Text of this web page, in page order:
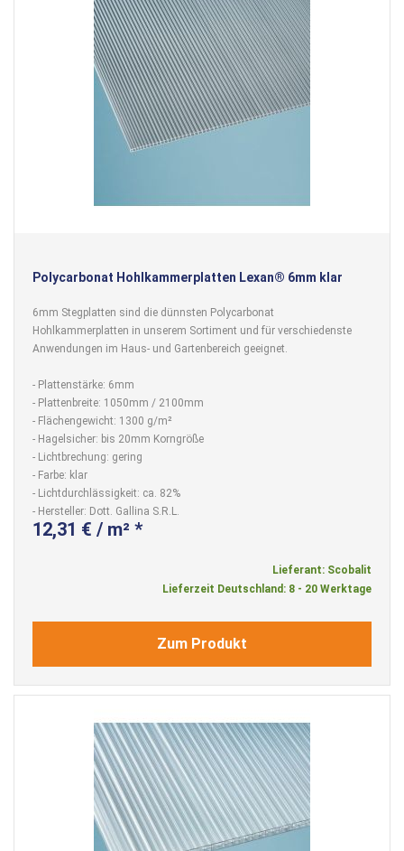
Polycarbonat Hohlkammerplatten Lexan® 6mm klar
6mm Stegplatten sind die dünnsten Polycarbonat
Hohlkammerplatten in unserem Sortiment und für verschiedenste
Anwendungen im Haus- und Gartenbereich geeignet.
- Plattenstärke: 6mm
- Plattenbreite: 1050mm / 2100mm
- Flächengewicht: 1300 g/m²
- Hagelsicher: bis 20mm Korngröße
- Lichtbrechung: gering
- Farbe: klar
- Lichtdurchlässigkeit: ca. 82%
- Hersteller: Dott. Gallina S.R.L.
12,31 € / m² *
Lieferant: Scobalit
Lieferzeit Deutschland: 8 - 20 Werktage
Zum Produkt